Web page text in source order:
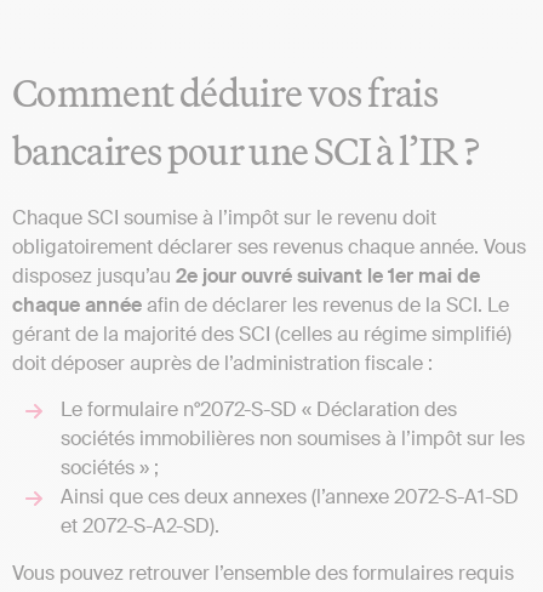
Comment déduire vos frais
bancaires pour une SCI à l’IR ?
Chaque SCI soumise à l’impôt sur le revenu doit
obligatoirement déclarer ses revenus chaque année. Vous
disposez jusqu’au 2e jour ouvré suivant le 1er mai de
chaque annéeafin de déclarer les revenus de la SCI. Le
gérant de la majorité des SCI (celles au régime simplifié)
doit déposer auprès de l’administration fiscale :
Le formulaire n°2072-S-SD « Déclaration des
sociétés immobilières non soumises à l’impôt sur les
sociétés » ;
Ainsi que ces deux annexes (l’annexe 2072-S-A1-SD
et 2072-S-A2-SD).
Vous pouvez retrouver l’ensemble des formulaires requis